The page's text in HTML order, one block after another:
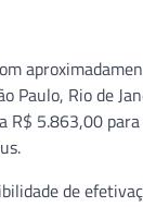
Paulo, Rio de
5.863,00
de